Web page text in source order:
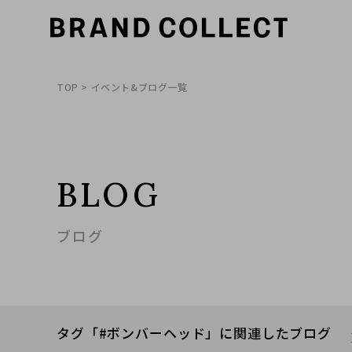
TOP > イベント&ブログ一覧
BLOG
ブログ
タグ「#ボンバーヘッド」に関連したブログ